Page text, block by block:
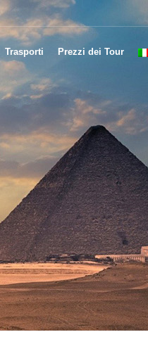
Trasporti Prezzi dei Tour